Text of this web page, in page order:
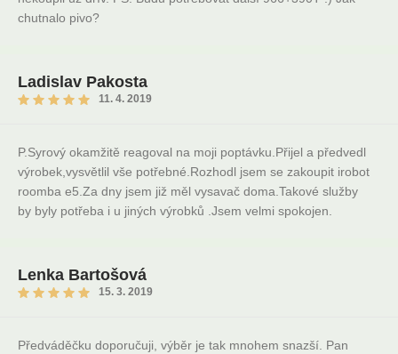
chutnalo pivo?
Ladislav Pakosta
11. 4. 2019
P.Syrový okamžitě reagoval na moji poptávku.Přijel a předvedl
výrobek,vysvětlil vše potřebné.Rozhodl jsem se zakoupit irobot
roomba e5.Za dny jsem již měl vysavač doma.Takové služby
by byly potřeba i u jiných výrobků .Jsem velmi spokojen.
Lenka Bartošová
15. 3. 2019
Předváděčku doporučuji, výběr je tak mnohem snazší. Pan